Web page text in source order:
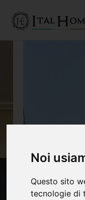
Noi
Questo sito
tecnologie di